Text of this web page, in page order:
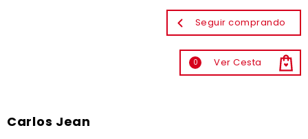
Seguir comprando
0 Ver Cesta
Carlos Jean